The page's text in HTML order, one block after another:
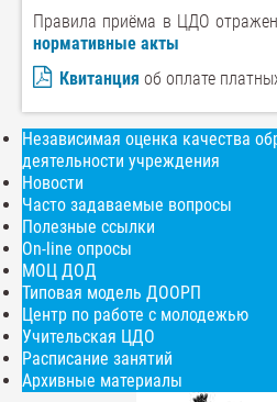
Правила приёма в ЦДО
нормативные акты
Квитанция об оплате
Независимая оценка качества
деятельности учреждения
Новости
Часто задаваемые вопросы
Полезные ссылки
On-line опросы
МОЦ ДОД
Типовая модель ДООРП
Центр по работе с молодежью
Учительская ЦДО
Расписание занятий
Архивные материалы